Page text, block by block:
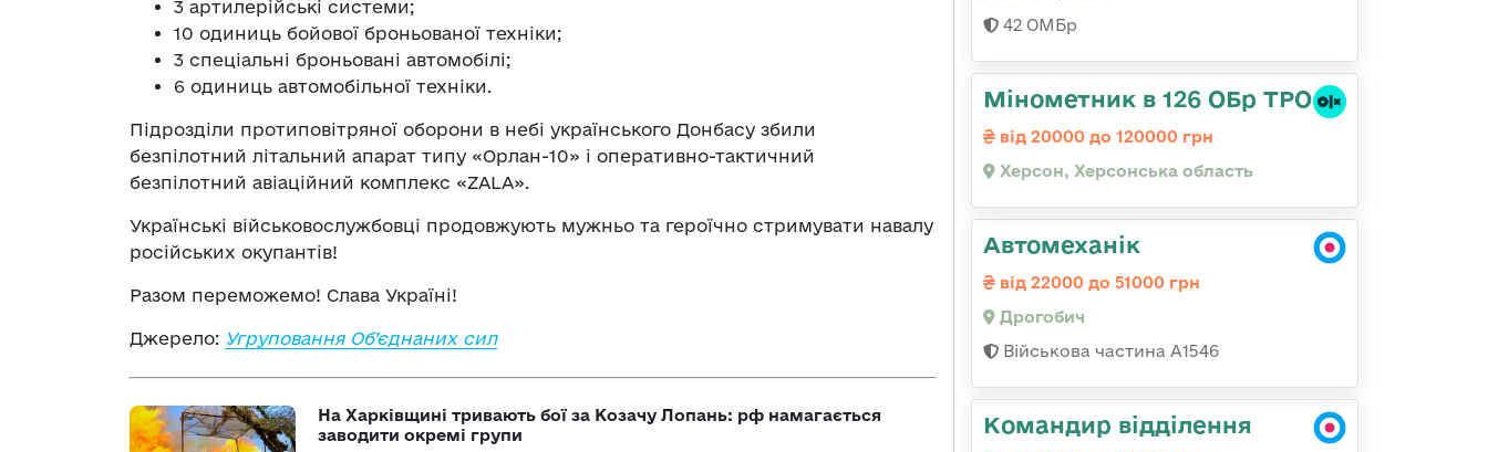
3 артилерійські системи;
10 одиниць бойової броньованої техніки;
3 спеціальні броньовані автомобілі;
6 одиниць автомобільної техніки.
Підрозділи протиповітряної оборони в небі українського Донбасу збили
безпілотний літальний апарат типу «Орлан-10» і оперативно-тактичний
безпілотний авіаційний комплекс «ZALA».
Українські військовослужбовці продовжують мужньо та героїчно стримувати навалу
російських окупантів!
Разом переможемо! Слава Україні!
Джерело: Угруповання Об’єднаних сил
На Харківщині тривають бої за Козачу Лопань: рф намагається
заводити окремі групи
42 ОМБр
Мінометник в 126 ОБр ТРО
від 20000 до 120000 грн
Херсон, Херсонська область
Автомеханік
від 22000 до 51000 грн
Дрогобич
Військова частина А1546
Командир відділення